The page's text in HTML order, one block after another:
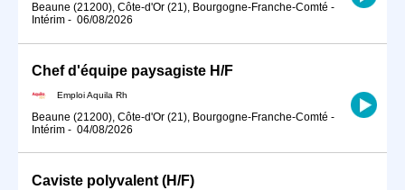
Beaune (21200), Côte-d'Or (21), Bourgogne-Franche-Comté -
Intérim - 06/08/2026
Chef d'équipe paysagiste H/F
Emploi Aquila Rh
Beaune (21200), Côte-d'Or (21), Bourgogne-Franche-Comté -
Intérim - 04/08/2026
Caviste polyvalent (H/F)